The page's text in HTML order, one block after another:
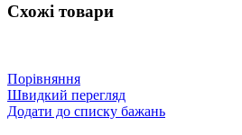
Схожі товари
Порівняння
Швидкий перегляд
Додати до списку бажань